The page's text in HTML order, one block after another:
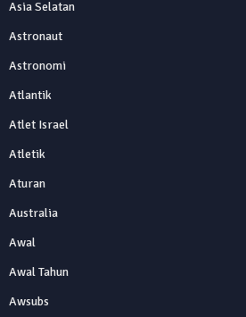
Asia Selatan
Astronaut
Astronomi
Atlantik
Atlet Israel
Atletik
Aturan
Australia
Awal
Awal Tahun
Awsubs